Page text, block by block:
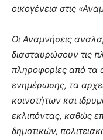
οικογένεια στις
Οι Αναμνήσεις
διασταυρώσουν τις
πληροφορίες από τα
ενημέρωσης, τα
κοινοτήτων και
εκλιπόντας, καθώς
δημοτικών,